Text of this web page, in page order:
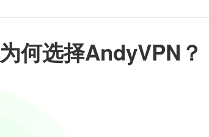
为何选择AndyVPN？